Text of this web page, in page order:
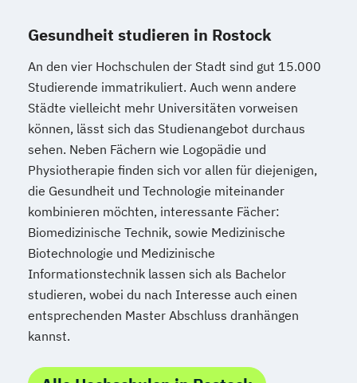
Gesundheit studieren in Rostock
An den vier Hochschulen der Stadt sind gut 15.000
Studierende immatrikuliert. Auch wenn andere
Städte vielleicht mehr Universitäten vorweisen
können, lässt sich das Studienangebot durchaus
sehen. Neben Fächern wie Logopädie und
Physiotherapie finden sich vor allen für diejenigen,
die Gesundheit und Technologie miteinander
kombinieren möchten, interessante Fächer:
Biomedizinische Technik, sowie Medizinische
Biotechnologie und Medizinische
Informationstechnik lassen sich als Bachelor
studieren, wobei du nach Interesse auch einen
entsprechenden Master Abschluss dranhängen
kannst.